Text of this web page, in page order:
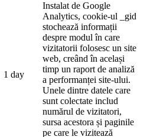
1 day
Instalat de Google
Analytics, cookie-ul _gid
stochează informații
despre modul în care
vizitatorii folosesc un site
web, creând în același
timp un raport de analiză
a performanței site-ului.
Unele dintre datele care
sunt colectate includ
numărul de vizitatori,
sursa acestora și paginile
pe care le vizitează